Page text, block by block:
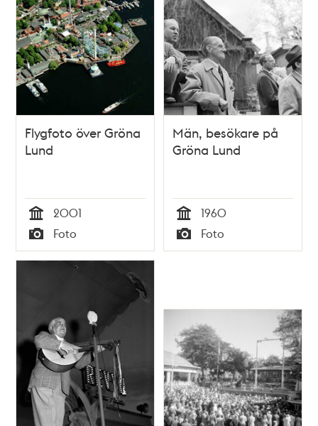
Flygfoto över Gröna
Lund
Tid
2001
Typ
Foto
Män, besökare på
Gröna Lund
Tid
1960
Typ
Foto